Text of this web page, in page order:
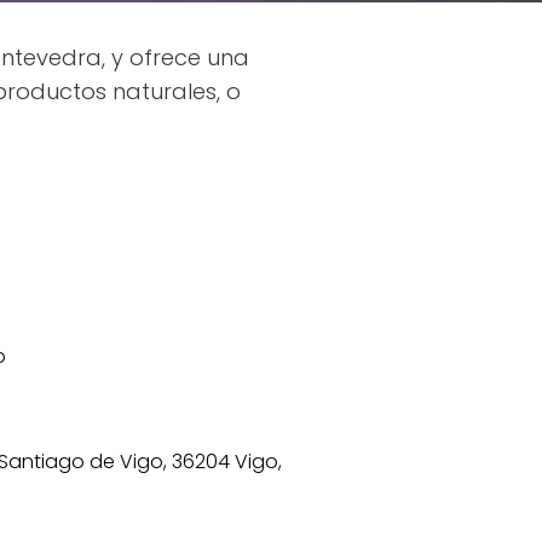
y ofrece una
naturales, o
de Vigo, 36204 Vigo,